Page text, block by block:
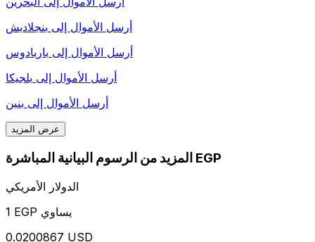
أرسل الأموال إلى بنجلاديش
أرسل الأموال إلى باربادوس
أرسل الأموال إلى بلجيكا
أرسل الأموال إلى بنين
عرض المزيد
المزيد من الرسوم البيانية المباشرة EGP
الدولار الأمريكي
1 EGP يساوي
0.0200867 USD